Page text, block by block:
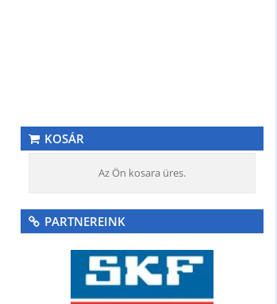
KOSÁR
Az Ön kosara üres.
PARTNEREINK